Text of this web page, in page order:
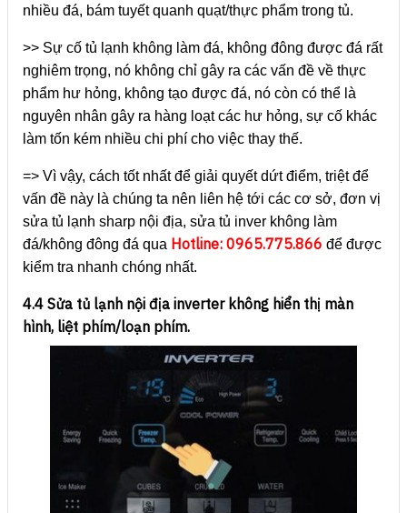
nhiều đá, bám tuyết quanh quạt/thực phẩm trong tủ.
>> Sự cố tủ lạnh không làm đá, không đông được đá rất
nghiêm trọng, nó không chỉ gây ra các vấn đề về thực
phẩm hư hỏng, không tạo được đá, nó còn có thể là
nguyên nhân gây ra hàng loạt các hư hỏng, sự cố khác
làm tốn kém nhiều chi phí cho việc thay thế.
=> Vì vậy, cách tốt nhất để giải quyết dứt điểm, triệt để
vấn đề này là chúng ta nên liên hệ tới các cơ sở, đơn vị
sửa tủ lạnh sharp nội địa, sửa tủ inver không làm
đá/không đông đá qua Hotline: 0965.775.866 để được
kiểm tra nhanh chóng nhất.
4.4 Sửa tủ lạnh nội địa inverter không hiển thị màn
hình, liệt phím/loạn phím.